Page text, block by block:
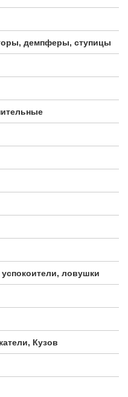
демпферы, ступицы
ловушки
Кузов